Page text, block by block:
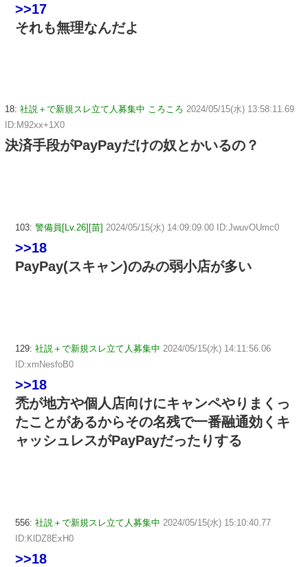
>>17
それも無理なんだよ
18: 社説＋で新規スレ立て人募集中 ころころ 2024/05/15(水) 13:58:11.69
ID:M92xx+1X0
決済手段がPayPayだけの奴とかいるの？
103: 警備員[Lv.26][苗] 2024/05/15(水) 14:09:09.00 ID:JwuvOUmc0
>>18
PayPay(スキャン)のみの弱小店が多い
129: 社説＋で新規スレ立て人募集中 2024/05/15(水) 14:11:56.06
ID:xmNesfoB0
>>18
禿が地方や個人店向けにキャンペやりまくっ
たことがあるからその名残で一番融通効くキ
ャッシュレスがPayPayだったりする
556: 社説＋で新規スレ立て人募集中 2024/05/15(水) 15:10:40.77
ID:KlDZ8ExH0
>>18